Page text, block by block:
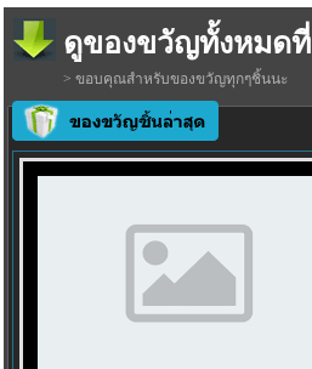
ดูของขวัญทั้งหมดที่
> ขอบคุณสำหรับของขวัญทุกๆชิ้นนะ